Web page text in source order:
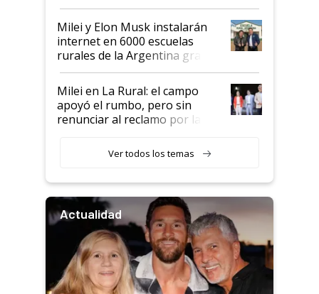
Milei y Elon Musk instalarán
internet en 6000 escuelas
rurales de la Argentina gracias
a un acuerdo con Starlink
Milei en La Rural: el campo
apoyó el rumbo, pero sin
renunciar al reclamo por las
Ver todos los temas
Actualidad